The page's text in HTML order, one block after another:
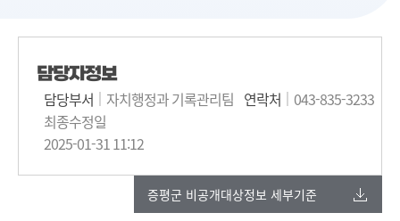
담당자정보
담당부서
자치행정과 기록관리팀 연락처
043-835-3233
최종수정일
2025-01-31 11:12
증평군 비공개대상정보 세부기준